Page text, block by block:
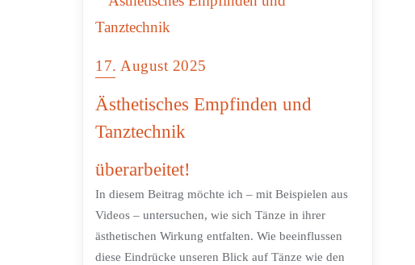
17. August 2025
Ästhetisches Empfinden und
Tanztechnik
überarbeitet!
In diesem Beitrag möchte ich – mit Beispielen aus
Videos – untersuchen, wie sich Tänze in ihrer
ästhetischen Wirkung entfalten. Wie beeinflussen
diese Eindrücke unseren Blick auf Tänze wie den